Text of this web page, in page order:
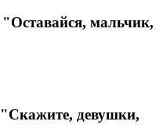
мальчик,
девушки,